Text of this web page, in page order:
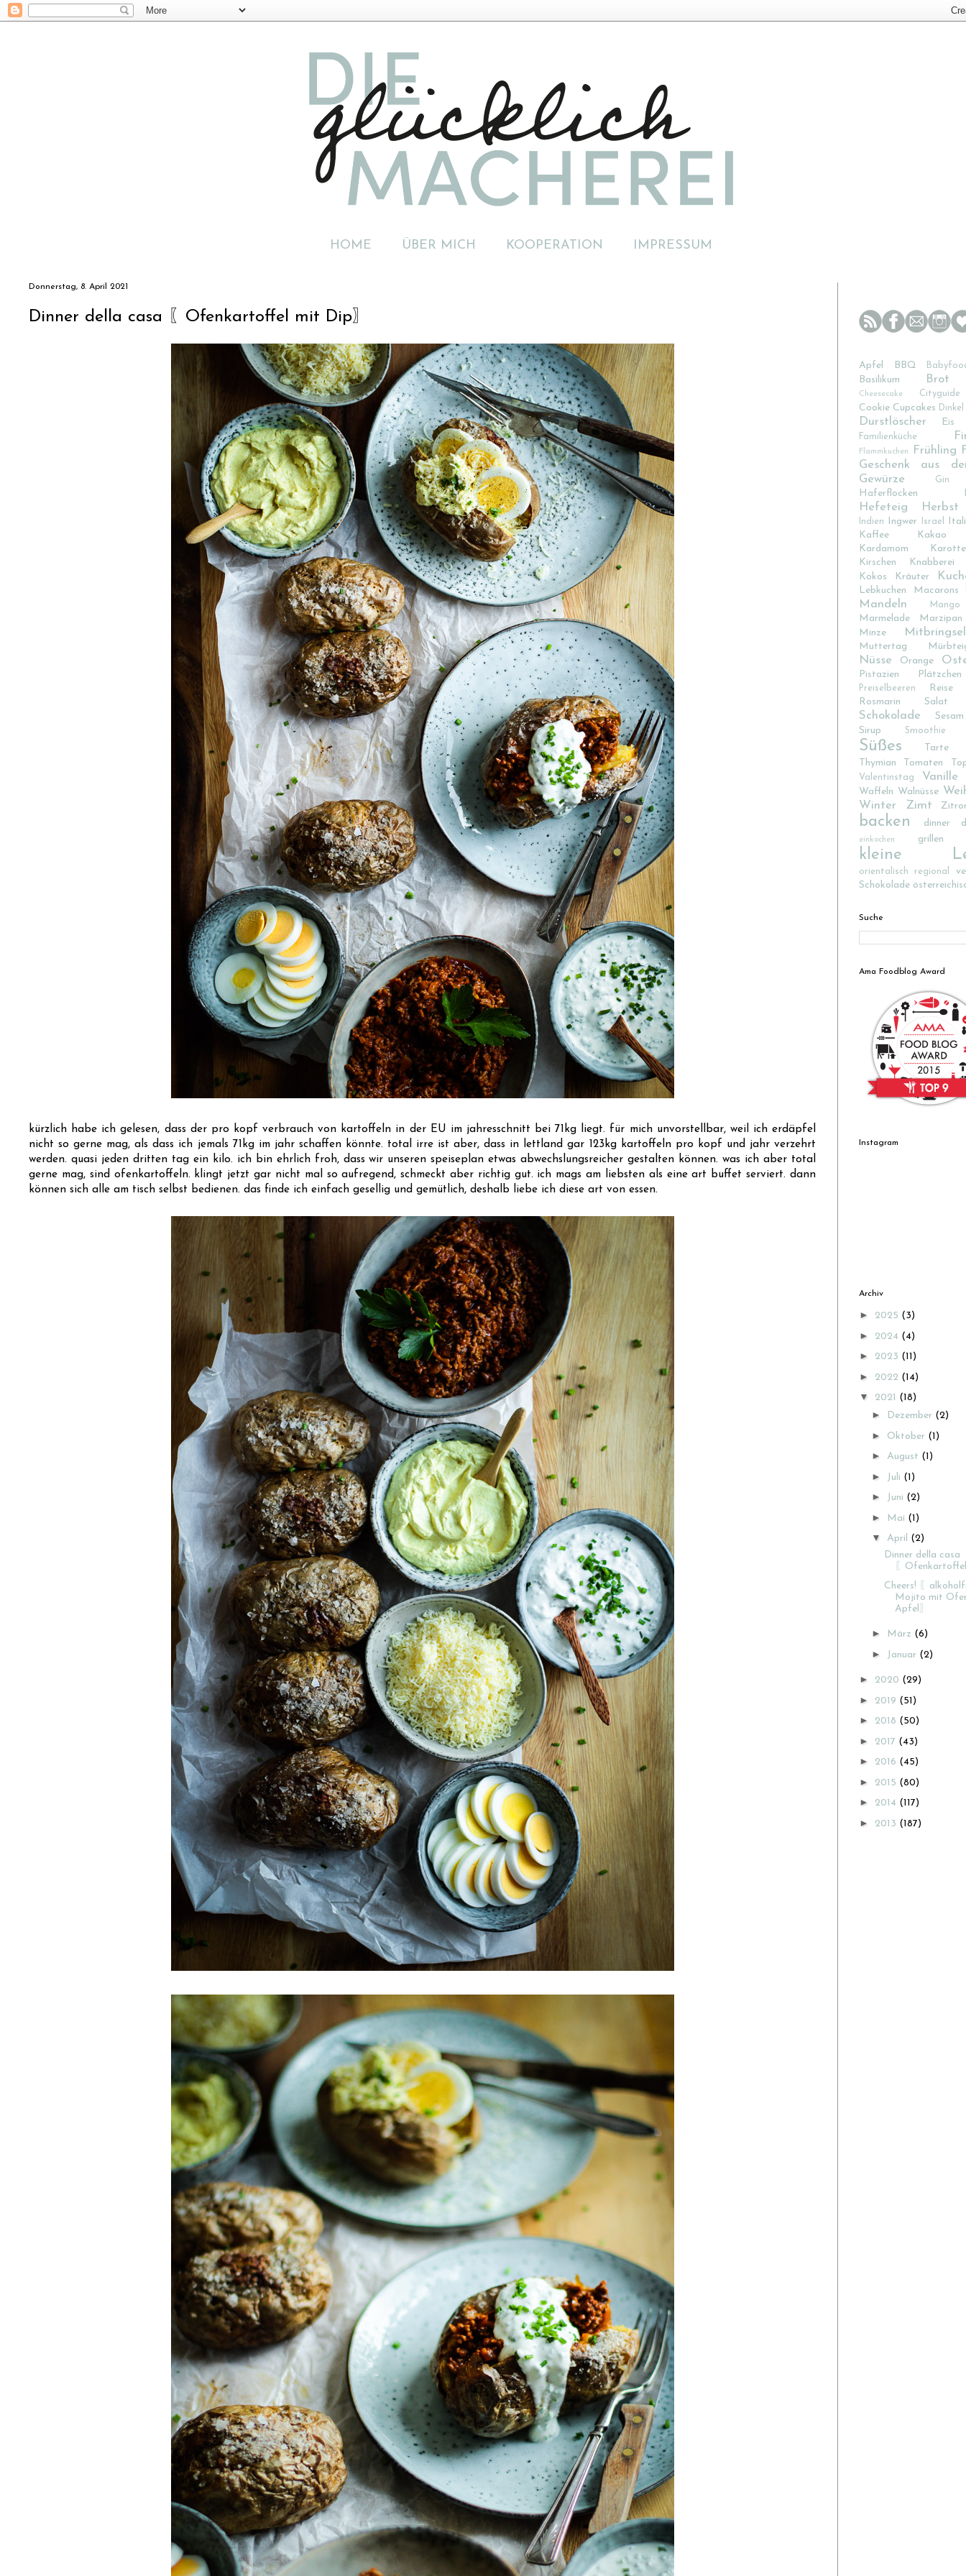
HOME ÜBER MICH KOOPERATION IMPRESSUM
Donnerstag, 8. April 2021
Dinner della casa 〖Ofenkartoffel mit Dip〗
kürzlich habe ich gelesen, dass der pro kopf verbrauch von kartoffeln in der EU im jahresschnitt bei 71kg liegt. für mich unvorstellbar, weil ich erdäpfel
nicht so gerne mag, als dass ich jemals 71kg im jahr schaffen könnte. total irre ist aber, dass in lettland gar 123kg kartoffeln pro kopf und jahr verzehrt
werden. quasi jeden dritten tag ein kilo. ich bin ehrlich froh, dass wir unseren speiseplan etwas abwechslungsreicher gestalten können. was ich aber total
gerne mag, sind ofenkartoffeln. klingt jetzt gar nicht mal so aufregend, schmeckt aber richtig gut. ich mags am liebsten als eine art buffet serviert. dann
können sich alle am tisch selbst bedienen. das finde ich einfach gesellig und gemütlich, deshalb liebe ich diese art von essen.
Apfel BBQ
Basilikum Brot
Cheesecake Cityguide
Cookie Cupcakes Dinkel
Durstlöscher Eis
Familienküche
Flammkuchen Frühling
Geschenk aus
Gewürze
Gin
Haferflocken
Hefeteig Herbst
Indien Ingwer Israel
Kaffee
Kakao
Kardamom
Karotte
Kirschen
Knabberei
Kokos
Kräuter
Lebkuchen Macarons
Mandeln Mango
Marmelade
Marzipan
Minze
Mitbringsel
Muttertag
Nüsse Orange
Pistazien Plätzchen
Preiselbeeren
Reise
Rosmarin
Salat
Schokolade
Sesam
Sirup
Smoothie
Süßes
Tarte
Thymian
Tomaten
Valentinstag Vanille
Waffeln Walnüsse
Winter
Zimt
backen dinner
einkochen grillen
kleine
orientalisch regional
Schokolade
Suche
Ama Foodblog Award
Instagram
Archiv
► 2025 (3)
► 2024 (4)
► 2023 (11)
► 2022 (14)
▼ 2021 (18)
► Dezember (2)
► Oktober (1)
► August (1)
► Juli (1)
► Juni (2)
► Mai (1)
▼ April (2)
Dinner della casa
〖
Cheers! 〖
Mojito mit
Apfel〗
► März (6)
► Januar (2)
► 2020 (29)
► 2019 (51)
► 2018 (50)
► 2017 (43)
► 2016 (45)
► 2015 (80)
► 2014 (117)
► 2013 (187)